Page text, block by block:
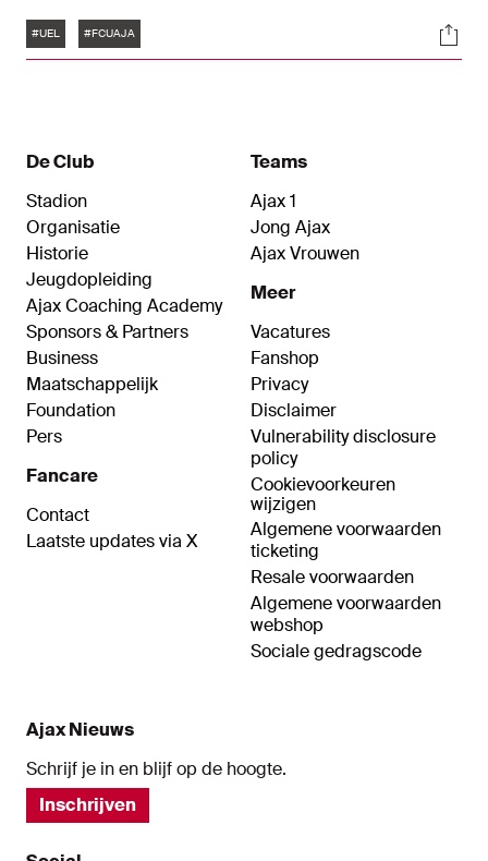
Tags
#UEL #FCUAJA
De Club
Stadion
Organisatie
Historie
Jeugdopleiding
Ajax Coaching Academy
Sponsors & Partners
Business
Maatschappelijk
Foundation
Pers
Fancare
Contact
Laatste updates via X
Teams
Ajax 1
Jong Ajax
Ajax Vrouwen
Meer
Vacatures
Fanshop
Privacy
Disclaimer
Vulnerability disclosure
policy
Cookievoorkeuren
wijzigen
Algemene voorwaarden
ticketing
Resale voorwaarden
Algemene voorwaarden
webshop
Sociale gedragscode
Ajax Nieuws
Schrijf je in en blijf op de hoogte.
Inschrijven